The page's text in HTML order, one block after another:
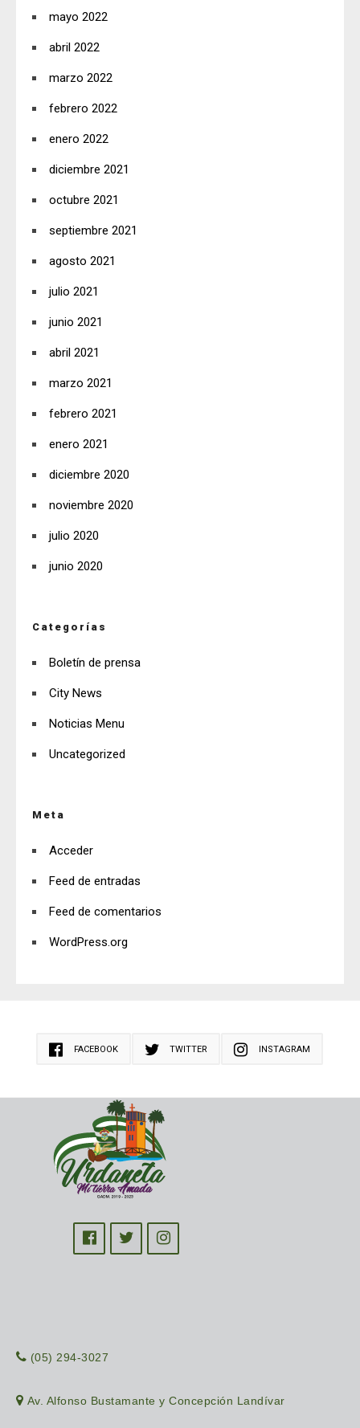
mayo 2022
abril 2022
marzo 2022
febrero 2022
enero 2022
diciembre 2021
octubre 2021
septiembre 2021
agosto 2021
julio 2021
junio 2021
abril 2021
marzo 2021
febrero 2021
enero 2021
diciembre 2020
noviembre 2020
julio 2020
junio 2020
Categorías
Boletín de prensa
City News
Noticias Menu
Uncategorized
Meta
Acceder
Feed de entradas
Feed de comentarios
WordPress.org
FACEBOOK TWITTER INSTAGRAM
(05) 294-3027
Av. Alfonso Bustamante y Concepción Landívar